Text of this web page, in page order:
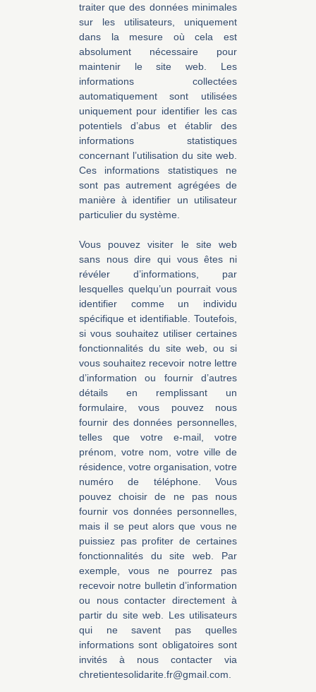
traiter que des données minimales
sur les utilisateurs, uniquement
dans la mesure où cela est
absolument nécessaire pour
maintenir le site web. Les
informations collectées
automatiquement sont utilisées
uniquement pour identifier les cas
potentiels d’abus et établir des
informations statistiques
concernant l’utilisation du site web.
Ces informations statistiques ne
sont pas autrement agrégées de
manière à identifier un utilisateur
particulier du système.
Vous pouvez visiter le site web
sans nous dire qui vous êtes ni
révéler d’informations, par
lesquelles quelqu’un pourrait vous
identifier comme un individu
spécifique et identifiable. Toutefois,
si vous souhaitez utiliser certaines
fonctionnalités du site web, ou si
vous souhaitez recevoir notre lettre
d’information ou fournir d’autres
détails en remplissant un
formulaire, vous pouvez nous
fournir des données personnelles,
telles que votre e-mail, votre
prénom, votre nom, votre ville de
résidence, votre organisation, votre
numéro de téléphone. Vous
pouvez choisir de ne pas nous
fournir vos données personnelles,
mais il se peut alors que vous ne
puissiez pas profiter de certaines
fonctionnalités du site web. Par
exemple, vous ne pourrez pas
recevoir notre bulletin d’information
ou nous contacter directement à
partir du site web. Les utilisateurs
qui ne savent pas quelles
informations sont obligatoires sont
invités à nous contacter via
chretientesolidarite.fr@gmail.com.